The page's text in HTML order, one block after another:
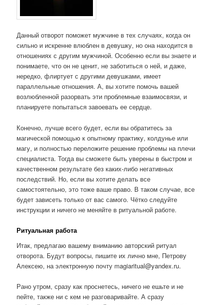
Данный отворот поможет мужчине в тех случаях, когда он
сильно и искренне влюблен в девушку, но она находится в
отношениях с другим мужчиной. Особенно если вы знаете и
понимаете, что он не ценит, не заботиться о ней, и даже,
нередко, флиртует с другими девушками, имеет
параллельные отношения. А, вы хотите помочь вашей
возлюбленной разорвать эти проблемные взаимосвязи, и
планируете попытаться завоевать ее сердце.
Конечно, лучше всего будет, если вы обратитесь за
магической помощью к опытному практику, колдунье или
магу, и полностью переложите решение проблемы на плечи
специалиста. Тогда вы сможете быть уверены в быстром и
качественном результате без каких-либо негативных
последствий. Но, если вы хотите делать все
самостоятельно, это тоже ваше право. В таком случае, все
будет зависеть только от вас самого. Чётко следуйте
инструкции и ничего не меняйте в ритуальной работе.
Ритуальная работа
Итак, предлагаю вашему вниманию авторский ритуал
отворота. Будут вопросы, пишите их лично мне, Петрову
Алексею, на электронную почту magiaritual@yandex.ru.
Рано утром, сразу как проснетесь, ничего не ешьте и не
пейте, также ни с кем не разговаривайте. А сразу